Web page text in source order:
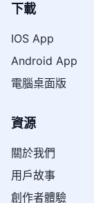
下載
IOS App
Android App
電腦桌面版
資源
關於我們
用戶故事
創作者體驗